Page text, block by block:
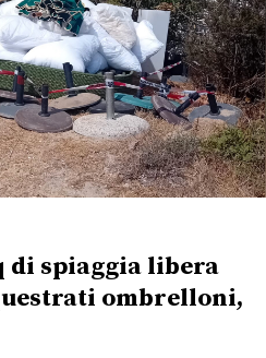
di spiaggia libera
ombrelloni,